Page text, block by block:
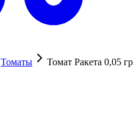
Томаты
Томат Ракета 0,05 гр